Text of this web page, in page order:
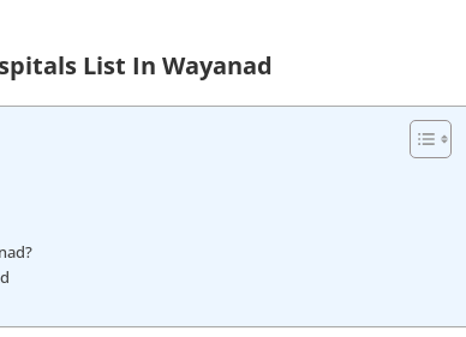
List In Wayanad